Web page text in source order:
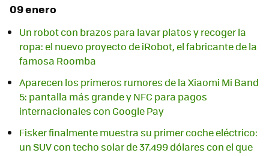
09 enero
Un robot con brazos para lavar platos y recoger la
ropa: el nuevo proyecto de iRobot, el fabricante de la
famosa Roomba
Aparecen los primeros rumores de la Xiaomi Mi Band
5: pantalla más grande y NFC para pagos
internacionales con Google Pay
Fisker finalmente muestra su primer coche eléctrico:
un SUV con techo solar de 37.499 dólares con el que